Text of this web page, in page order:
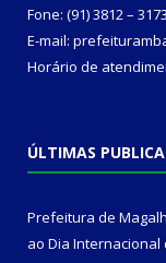
Fone: (91) 3812 – 3173
E-mail:
Horário de
ÚLTIMAS
Prefeitura de
ao Dia Internacional